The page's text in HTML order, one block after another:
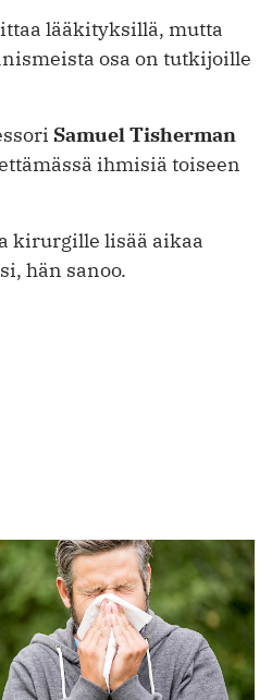
lääkityksillä, mutta
osa on tutkijoille
Samuel Tisherman
ihmisiä toiseen
kirurgille lisää aikaa
hän sanoo.